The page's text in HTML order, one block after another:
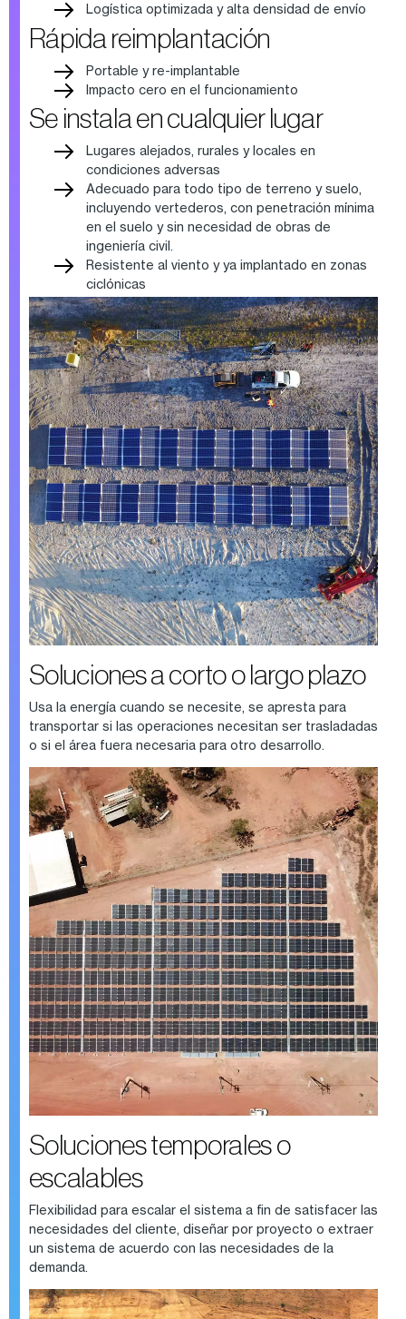
Logística optimizada y alta densidad de envío
Rápida reimplantación
Portable y re-implantable
Impacto cero en el funcionamiento
Se instala en cualquier lugar
Lugares alejados, rurales y locales en
condiciones adversas
Adecuado para todo tipo de terreno y suelo,
incluyendo vertederos, con penetración mínima
en el suelo y sin necesidad de obras de
ingeniería civil.
Resistente al viento y ya implantado en zonas
ciclónicas
Soluciones a corto o largo plazo
Usa la energía cuando se necesite, se apresta para
transportar si las operaciones necesitan ser trasladadas
o si el área fuera necesaria para otro desarrollo.
Soluciones temporales o
escalables
Flexibilidad para escalar el sistema a fin de satisfacer las
necesidades del cliente, diseñar por proyecto o extraer
un sistema de acuerdo con las necesidades de la
demanda.